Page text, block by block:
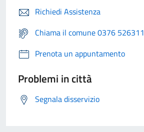
Richiedi Assistenza
Chiama il comune 0376 526311
Prenota un appuntamento
Problemi in città
Segnala disservizio